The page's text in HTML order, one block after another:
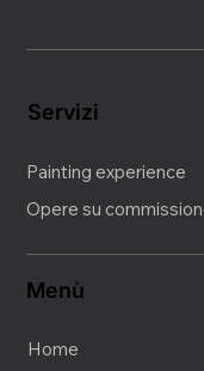
Painting experience
Opere su